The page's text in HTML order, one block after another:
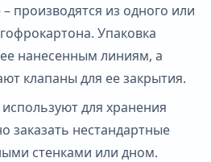
производятся из одного или
Упаковка
нанесенным линиям, а
клапаны для ее закрытия.
для хранения
заказать нестандартные
стенками или дном.